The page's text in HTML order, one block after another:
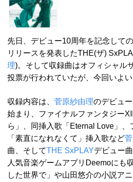
先日、デビュー10周年を記念して
リリースを発表したTHE(ザ)
理)。そして収録曲はオフィシャル
投票が行われていたが、今回いよい
収録内容は、 菅原紗由理のデビュ
始まり、ファイナルファンタジー
ら」、同挿入歌「Eternal Love」、
「素直になれなくて」挿入歌など
曲、そしてTHE SxPLAYデビュー
人気音楽ゲームアプリDeemoにも
した世界で」や山田悠介の小説ア